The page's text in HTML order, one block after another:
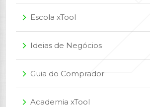
arrow_forward_ios Escola xTool
arrow_forward_ios Ideias de Negócios
arrow_forward_ios Guia do Comprador
arrow_forward_ios Academia xTool